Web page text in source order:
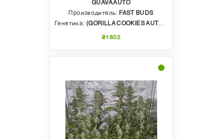
GUAVA AUTO
Производитель: FAST BUDS
Генетика: (GORILLA COOKIES AUTO F5 X KOSHER CAKE) X TROPICANA COOKIES AUTO F5
₴1802